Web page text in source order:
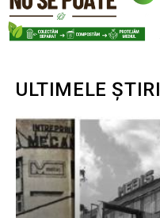
ULTIMELE ȘTIRI